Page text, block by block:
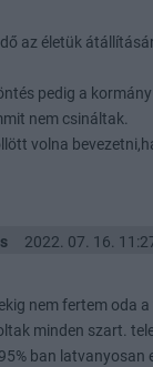
az életük
pedig a
nem csináltak.
volna
2022. 07. 16.
nem fertem oda
minden szart.
ban latvanyosan